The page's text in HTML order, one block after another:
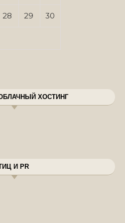
28 29 30
ХОСТИНГ
И PR